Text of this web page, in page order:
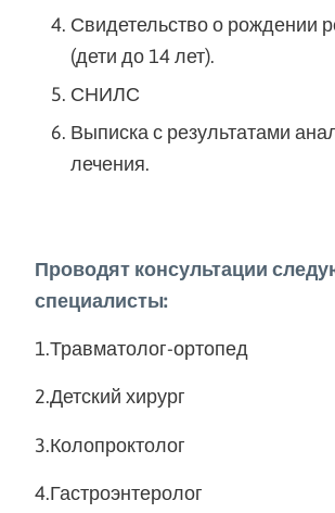
Свидетельство о рождении
(дети до 14 лет).
СНИЛС
Выписка с результатами
лечения.
Проводят консультации
специалисты:
1.Травматолог-ортопед
2.Детский хирург
3.Колопроктолог
4.Гастроэнтеролог